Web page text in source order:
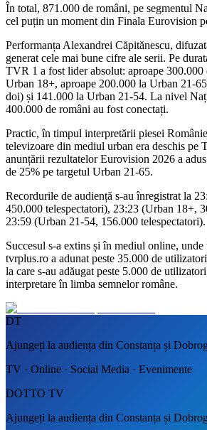
În total, 871.000 de români, pe segmentul
cel puțin un moment din Finala Eurovision
Performanța Alexandrei Căpitănescu,
generat cele mai bune cifre ale serii. Pe
TVR 1 a fost lider absolut: aproape 300.000
Urban 18+, aproape 200.000 la Urban 21-
doi) și 141.000 la Urban 21-54. La nivel
400.000 de români au fost conectați.
Practic, în timpul interpretării piesei
televizoare din mediul urban era deschis pe
anunțării rezultatelor Eurovision 2026 a
de 25% pe targetul Urban 21-65.
Recordurile de audiență s-au înregistrat la
450.000 telespectatori), 23:23 (Urban 18+,
23:59 (Urban 21-54, 156.000 telespectatori).
Succesul s-a extins și în mediul online, unde
tvrplus.ro a adunat peste 35.000 de
la care s-au adăugat peste 5.000 de
interpretare în limba semnelor române.
DT
Ajungeți la audiența din Constanța și
TV · Online · Social Media · Evenimente
DOTTO TV
Ajungeți la audiența din Constanța și